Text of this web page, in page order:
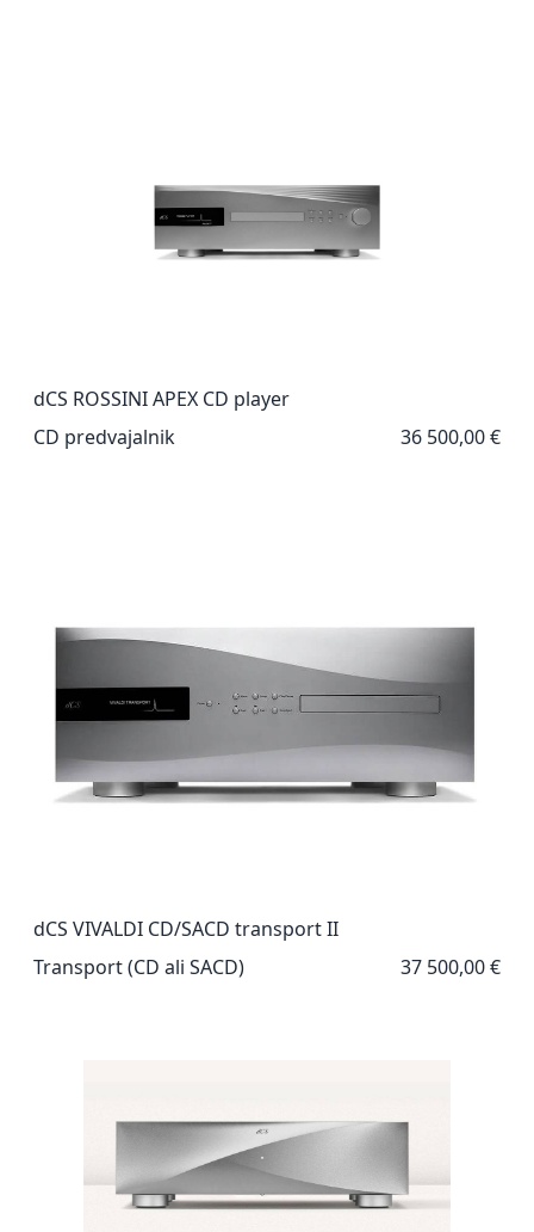
dCS ROSSINI APEX CD player
CD predvajalnik
36 500,00 €
dCS VIVALDI CD/SACD transport II
Transport (CD ali SACD)
37 500,00 €